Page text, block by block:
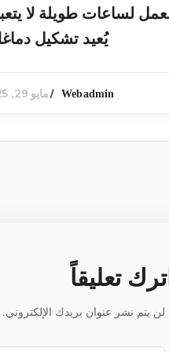
لساعات طويلة لا
يُعيد تشكيل
Webadmin مايو 29, 2025
تعليقاً
لن يتم نشر عنوان بريدك الإلكتروني.